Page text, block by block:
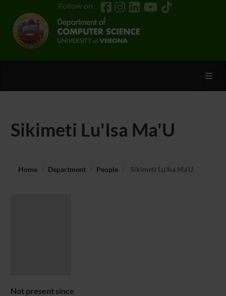
Follow on
Sikimeti Lu'Isa Ma'U
Home Department People Sikimeti Lu'Isa Ma'U
Not present since